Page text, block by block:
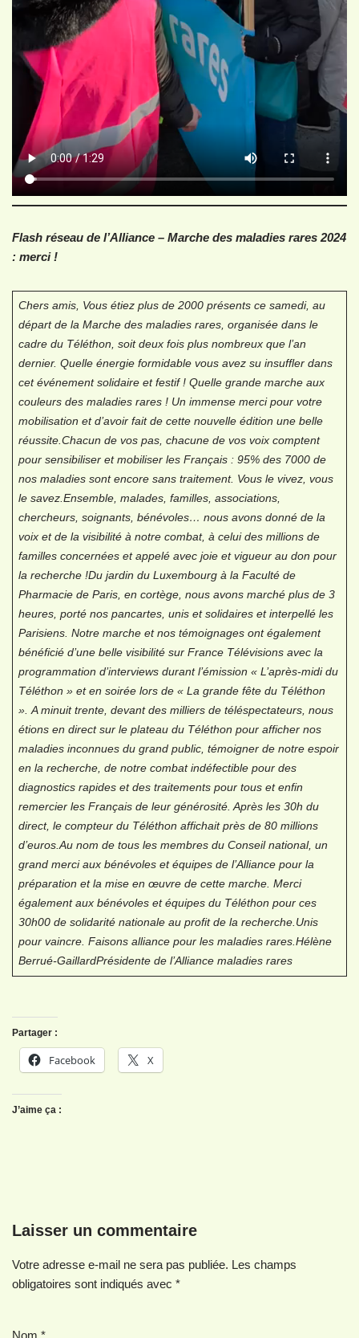
Flash réseau de l’Alliance – Marche des maladies rares 2024
: merci !
Chers amis, Vous étiez plus de 2000 présents ce samedi, au
départ de la Marche des maladies rares, organisée dans le
cadre du Téléthon, soit deux fois plus nombreux que l’an
dernier. Quelle énergie formidable vous avez su insuffler dans
cet événement solidaire et festif ! Quelle grande marche aux
couleurs des maladies rares ! Un immense merci pour votre
mobilisation et d’avoir fait de cette nouvelle édition une belle
réussite. Chacun de vos pas, chacune de vos voix comptent
pour sensibiliser et mobiliser les Français : 95% des 7000 de
nos maladies sont encore sans traitement. Vous le vivez, vous
le savez. Ensemble, malades, familles, associations,
chercheurs, soignants, bénévoles… nous avons donné de la
voix et de la visibilité à notre combat, à celui des millions de
familles concernées et appelé avec joie et vigueur au don pour
la recherche !Du jardin du Luxembourg à la Faculté de
Pharmacie de Paris, en cortège, nous avons marché plus de 3
heures, porté nos pancartes, unis et solidaires et interpellé les
Parisiens. Notre marche et nos témoignages ont également
bénéficié d’une belle visibilité sur France Télévisions avec la
programmation d’interviews durant l’émission « L’après-midi du
Téléthon » et en soirée lors de « La grande fête du Téléthon
». A minuit trente, devant des milliers de téléspectateurs, nous
étions en direct sur le plateau du Téléthon pour afficher nos
maladies inconnues du grand public, témoigner de notre espoir
en la recherche, de notre combat indéfectible pour des
diagnostics rapides et des traitements pour tous et enfin
remercier les Français de leur générosité. Après les 30h du
direct, le compteur du Téléthon affichait près de 80 millions
d’euros. Au nom de tous les membres du Conseil national, un
grand merci aux bénévoles et équipes de l’Alliance pour la
préparation et la mise en œuvre de cette marche. Merci
également aux bénévoles et équipes du Téléthon pour ces
30h00 de solidarité nationale au profit de la recherche. Unis
pour vaincre. Faisons alliance pour les maladies rares. Hélène
Berrué-GaillardPrésidente de l’Alliance maladies rares
Partager :
Facebook X
J’aime ça :
Laisser un commentaire
Votre adresse e-mail ne sera pas publiée. Les champs
obligatoires sont indiqués avec *
Nom *